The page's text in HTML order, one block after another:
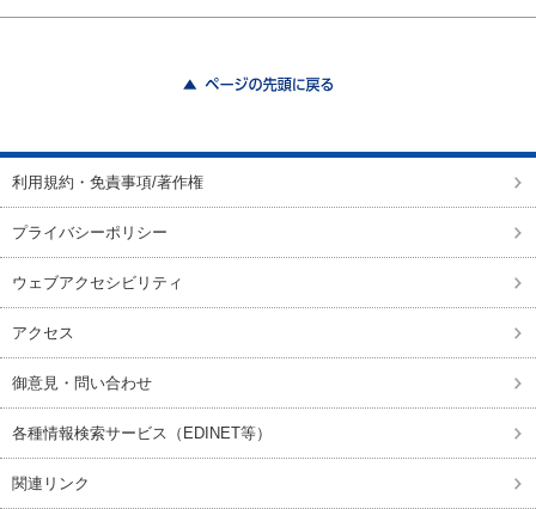
利用規約・免責事項/著作権
プライバシーポリシー
ウェブアクセシビリティ
アクセス
御意見・問い合わせ
各種情報検索サービス（EDINET等）
関連リンク